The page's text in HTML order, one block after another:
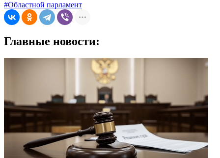
#Областной парламент
Главные новости: